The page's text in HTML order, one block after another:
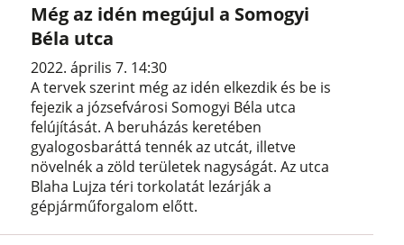
Még az idén megújul a Somogyi
Béla utca
2022. április 7. 14:30
A tervek szerint még az idén elkezdik és be is
fejezik a józsefvárosi Somogyi Béla utca
felújítását. A beruházás keretében
gyalogosbaráttá tennék az utcát, illetve
növelnék a zöld területek nagyságát. Az utca
Blaha Lujza téri torkolatát lezárják a
gépjárműforgalom előtt.